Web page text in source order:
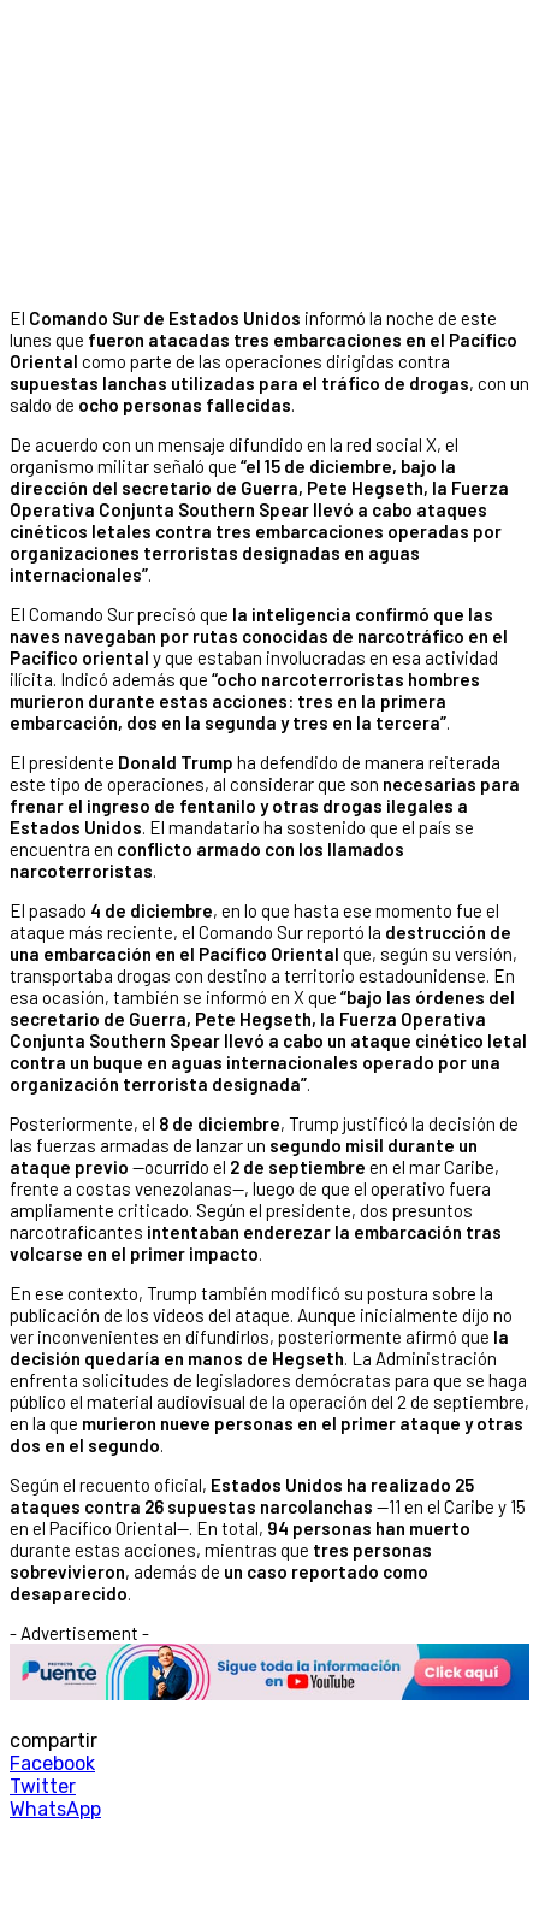
El Comando Sur de Estados Unidos informó la noche de este
lunes que fueron atacadas tres embarcaciones en el Pacífico
Oriental como parte de las operaciones dirigidas contra
supuestas lanchas utilizadas para el tráfico de drogas, con un
saldo de ocho personas fallecidas.
De acuerdo con un mensaje difundido en la red social X, el
organismo militar señaló que “el 15 de diciembre, bajo la
dirección del secretario de Guerra, Pete Hegseth, la Fuerza
Operativa Conjunta Southern Spear llevó a cabo ataques
cinéticos letales contra tres embarcaciones operadas por
organizaciones terroristas designadas en aguas
internacionales”.
El Comando Sur precisó que la inteligencia confirmó que las
naves navegaban por rutas conocidas de narcotráfico en el
Pacífico oriental y que estaban involucradas en esa actividad
ilícita. Indicó además que “ocho narcoterroristas hombres
murieron durante estas acciones: tres en la primera
embarcación, dos en la segunda y tres en la tercera”.
El presidente Donald Trump ha defendido de manera reiterada
este tipo de operaciones, al considerar que son necesarias para
frenar el ingreso de fentanilo y otras drogas ilegales a
Estados Unidos. El mandatario ha sostenido que el país se
encuentra en conflicto armado con los llamados
narcoterroristas.
El pasado 4 de diciembre, en lo que hasta ese momento fue el
ataque más reciente, el Comando Sur reportó la destrucción de
una embarcación en el Pacífico Oriental que, según su versión,
transportaba drogas con destino a territorio estadounidense. En
esa ocasión, también se informó en X que “bajo las órdenes del
secretario de Guerra, Pete Hegseth, la Fuerza Operativa
Conjunta Southern Spear llevó a cabo un ataque cinético letal
contra un buque en aguas internacionales operado por una
organización terrorista designada”.
Posteriormente, el 8 de diciembre, Trump justificó la decisión de
las fuerzas armadas de lanzar un segundo misil durante un
ataque previo —ocurrido el 2 de septiembre en el mar Caribe,
frente a costas venezolanas—, luego de que el operativo fuera
ampliamente criticado. Según el presidente, dos presuntos
narcotraficantes intentaban enderezar la embarcación tras
volcarse en el primer impacto.
En ese contexto, Trump también modificó su postura sobre la
publicación de los videos del ataque. Aunque inicialmente dijo no
ver inconvenientes en difundirlos, posteriormente afirmó que la
decisión quedaría en manos de Hegseth. La Administración
enfrenta solicitudes de legisladores demócratas para que se haga
público el material audiovisual de la operación del 2 de septiembre,
en la que murieron nueve personas en el primer ataque y otras
dos en el segundo.
Según el recuento oficial, Estados Unidos ha realizado 25
ataques contra 26 supuestas narcolanchas —11 en el Caribe y 15
en el Pacífico Oriental—. En total, 94 personas han muerto
durante estas acciones, mientras que tres personas
sobrevivieron, además de un caso reportado como
desaparecido.
- Advertisement -
compartir
Facebook
Twitter
WhatsApp